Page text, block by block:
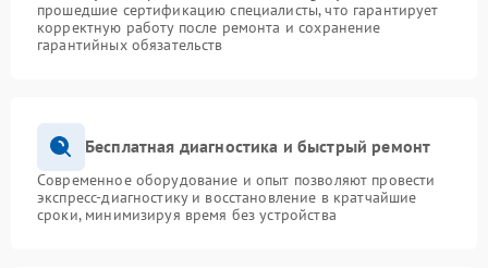
прошедшие сертификацию специалисты, что гарантирует
корректную работу после ремонта и сохранение
гарантийных обязательств
Бесплатная диагностика и быстрый ремонт
Современное оборудование и опыт позволяют провести
экспресс-диагностику и восстановление в кратчайшие
сроки, минимизируя время без устройства